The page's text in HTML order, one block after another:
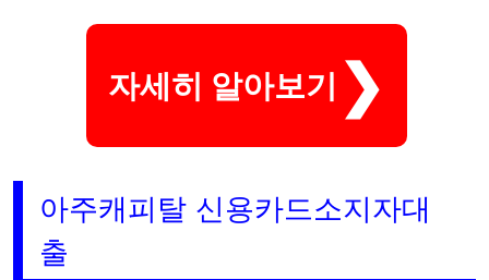
자세히 알아보기
아주캐피탈 신용카드소지자대
출